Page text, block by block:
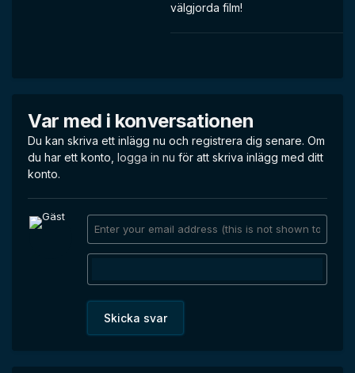
välgjorda film!
Var med i konversationen
Du kan skriva ett inlägg nu och registrera dig senare. Om
du har ett konto, logga in nu för att skriva inlägg med ditt
konto.
Skicka svar